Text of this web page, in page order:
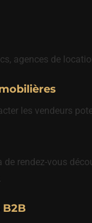
agences de
les vendeurs
de rendez-vous